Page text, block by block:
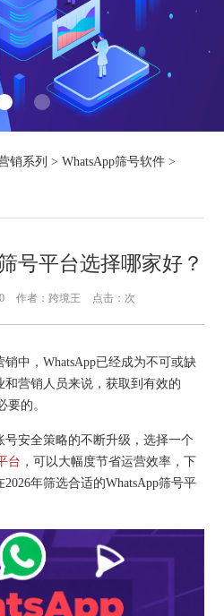
销系列 >WhatsApp筛号软件 >
号平台选择哪家好？
作者：跨境王 点击： 次
中，WhatsApp已经成为不可或缺
营销人员来说，获取到有效的
要的。
安全策略的不断升级，选择一个
台 ，可以大幅度节省运营效率，下
年筛选合适的WhatsApp筛号平